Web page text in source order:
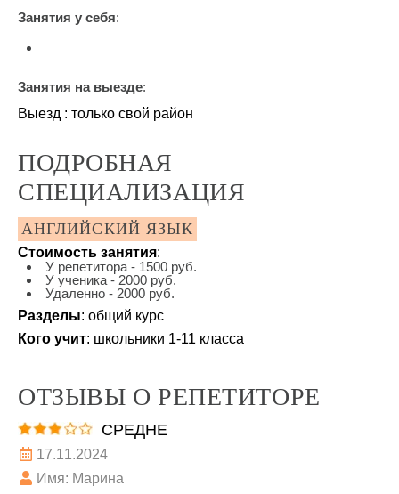
Занятия у себя:
Занятия на выезде:
Выезд : только свой район
ПОДРОБНАЯ
СПЕЦИАЛИЗАЦИЯ
АНГЛИЙСКИЙ ЯЗЫК
Стоимость занятия:
У репетитора - 1500 руб.
У ученика - 2000 руб.
Удаленно - 2000 руб.
Разделы: общий курс
Кого учит: школьники 1-11 класса
ОТЗЫВЫ О РЕПЕТИТОРЕ
СРЕДНЕ
17.11.2024
Имя: Марина